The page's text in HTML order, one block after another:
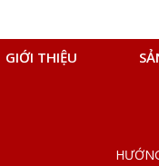
GIỚI THIỆU